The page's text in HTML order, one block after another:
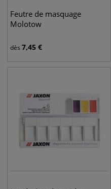
Feutre de masquage
Molotow
dès 7,45 €